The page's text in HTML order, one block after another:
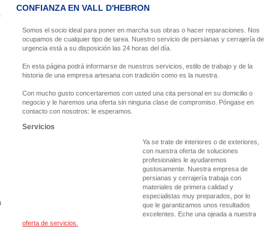
CONFIANZA EN VALL D'HEBRON
Somos el socio ideal para poner en marcha sus obras o hacer reparaciones. Nos
ocupamos de cualquier tipo de tarea. Nuestro servicio de persianas y cerrajería de
urgencia está a su disposición las 24 horas del día.
En esta página podrá informarse de nuestros servicios, estilo de trabajo y de la
historia de una empresa artesana con tradición como es la nuestra.
Con mucho gusto concertaremos con usted una cita personal en su domicilio o
negocio y le haremos una oferta sin ninguna clase de compromiso. Póngase en
contacto con nosotros: le esperamos.
Servicios
Ya se trate de interiores o de exteriores,
con nuestra oferta de soluciones
profesionales le ayudaremos
gustosamente. Nuestra empresa de
persianas y cerrajería trabaja con
materiales de primera calidad y
especialistas muy preparados, por lo
que le garantizamos unos resultados
excelentes. Eche una ojeada a nuestra
oferta de servicios.